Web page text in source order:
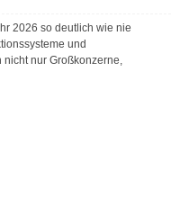
2026 so deutlich wie nie
und
nur Großkonzerne,